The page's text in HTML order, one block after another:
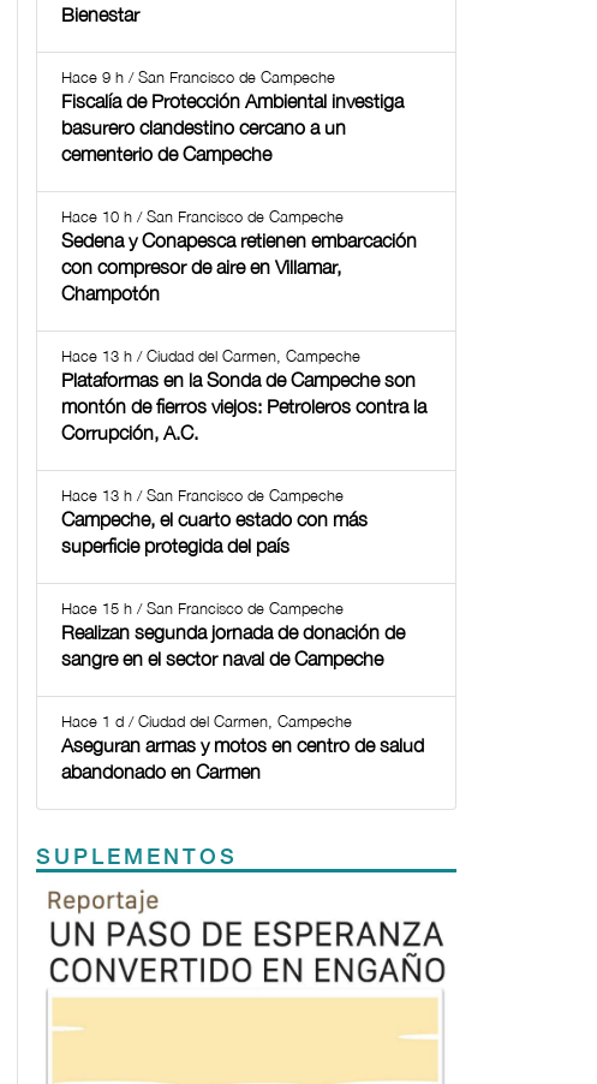
Bienestar
Hace 9 h / San Francisco de Campeche
Fiscalía de Protección Ambiental investiga
basurero clandestino cercano a un
cementerio de Campeche
Hace 10 h / San Francisco de Campeche
Sedena y Conapesca retienen embarcación
con compresor de aire en Villamar,
Champotón
Hace 13 h / Ciudad del Carmen, Campeche
Plataformas en la Sonda de Campeche son
montón de fierros viejos: Petroleros contra la
Corrupción, A.C.
Hace 13 h / San Francisco de Campeche
Campeche, el cuarto estado con más
superficie protegida del país
Hace 15 h / San Francisco de Campeche
Realizan segunda jornada de donación de
sangre en el sector naval de Campeche
Hace 1 d / Ciudad del Carmen, Campeche
Aseguran armas y motos en centro de salud
abandonado en Carmen
SUPLEMENTOS